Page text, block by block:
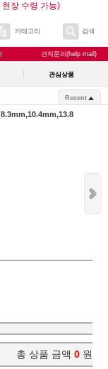
장 수령 가능)
카테고리 검색
견적문의(help mail)
관심상품
Recent
총 상품 금액 0 원